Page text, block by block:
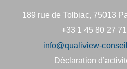
189 rue de Tolbiac, 75013
+33 1 45 80 27 71
info@qualiview-
Déclaration